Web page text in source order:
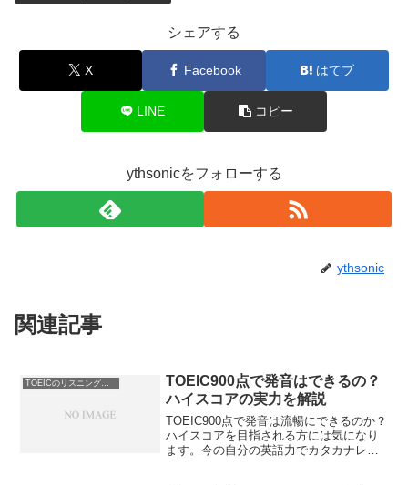
シェアする
X Facebook はてブ
LINE コピー
ythsonicをフォローする
ythsonic
関連記事
TOEIC900点で発音はできるの？
ハイスコアの実力を解説
TOEIC900点で発音は流暢にできるのか？
ハイスコアを目指される方には気になり
ます。今の自分の英語力でカタカナレベ